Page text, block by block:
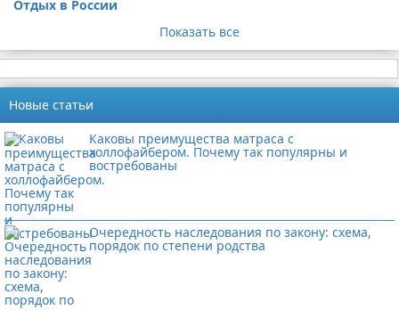
Отдых в России
Показать все
Новые статьи
Каковы преимущества матраса с
холлофайбером. Почему так популярны и
востребованы
Очередность наследования по закону: схема,
порядок по степени родства